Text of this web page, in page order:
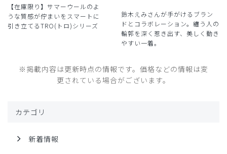
【在庫限り】サマーウールのよ
うな質感が佇まいをスマートに
引き立てるTRO(トロ)シリーズ
鈴木えみさんが手がけるブラン
ドとコラボレーション。纏う人の
輪郭を深く惹き出す、美しく動き
やすい一着。
※掲載内容は更新時点の情報です。価格などの情報は変
更されている場合がございます。
カテゴリ
新着情報